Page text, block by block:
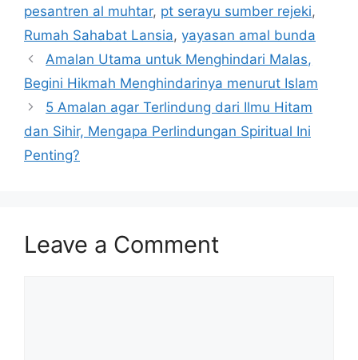
pesantren al muhtar, pt serayu sumber rejeki,
Rumah Sahabat Lansia, yayasan amal bunda
Amalan Utama untuk Menghindari Malas,
Begini Hikmah Menghindarinya menurut Islam
5 Amalan agar Terlindung dari Ilmu Hitam
dan Sihir, Mengapa Perlindungan Spiritual Ini
Penting?
Leave a Comment